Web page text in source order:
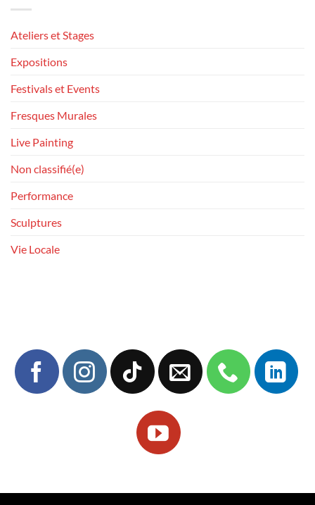
Ateliers et Stages
Expositions
Festivals et Events
Fresques Murales
Live Painting
Non classifié(e)
Performance
Sculptures
Vie Locale